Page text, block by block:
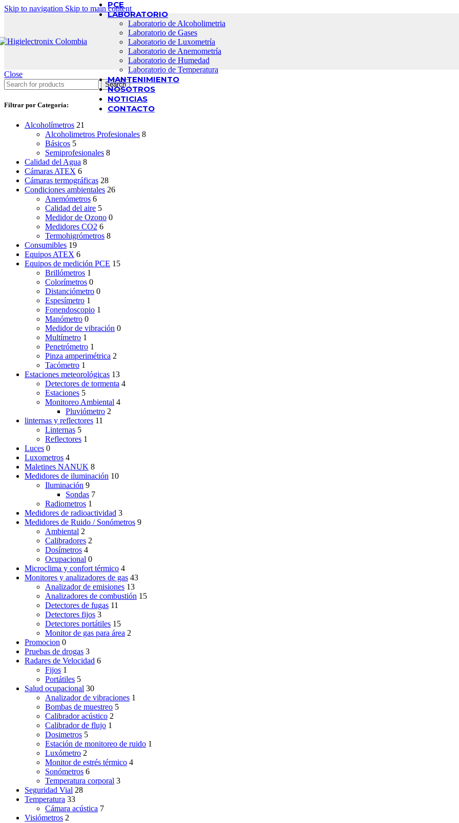
Skip to navigation Skip to main content
PCE
LABORATORIO
Laboratorio de Alcoholimetria
Laboratorio de Gases
Laboratorio de Luxometría
Laboratorio de Anemometría
Laboratorio de Humedad
Laboratorio de Temperatura
MANTENIMIENTO
NOSOTROS
NOTICIAS
CONTACTO
Close
Search
Filtrar por Categoría:
Alcoholímetros 21
Alcoholimetros Profesionales 8
Básicos 5
Semiprofesionales 8
Calidad del Agua 8
Cámaras ATEX 6
Cámaras termográficas 28
Condiciones ambientales 26
Anemómetros 6
Calidad del aire 5
Medidor de Ozono 0
Medidores CO2 6
Termohigrómetros 8
Consumibles 19
Equipos ATEX 6
Equipos de medición PCE 15
Brillómetros 1
Colorímetros 0
Distanciómetro 0
Espesímetro 1
Fonendoscopio 1
Manómetro 0
Medidor de vibración 0
Multímetro 1
Penetrómetro 1
Pinza amperimétrica 2
Tacómetro 1
Estaciones meteorológicas 13
Detectores de tormenta 4
Estaciones 5
Monitoreo Ambiental 4
Pluviómetro 2
linternas y reflectores 11
Linternas 5
Reflectores 1
Luces 0
Luxometros 4
Maletines NANUK 8
Medidores de iluminación 10
Iluminación 9
Sondas 7
Radiometros 1
Medidores de radioactividad 3
Medidores de Ruido / Sonómetros 9
Ambiental 2
Calibradores 2
Dosímetros 4
Ocupacional 0
Microclima y confort térmico 4
Monitores y analizadores de gas 43
Analizador de emisiones 13
Analizadores de combustión 15
Detectores de fugas 11
Detectores fijos 3
Detectores portátiles 15
Monitor de gas para área 2
Promocion 0
Pruebas de drogas 3
Radares de Velocidad 6
Fijos 1
Portátiles 5
Salud ocupacional 30
Analizador de vibraciones 1
Bombas de muestreo 5
Calibrador acústico 2
Calibrador de flujo 1
Dosimetros 5
Estación de monitoreo de ruido 1
Luxómetro 2
Monitor de estrés térmico 4
Sonómetros 6
Temperatura corporal 3
Seguridad Vial 28
Temperatura 33
Cámara acústica 7
Visiómetros 2